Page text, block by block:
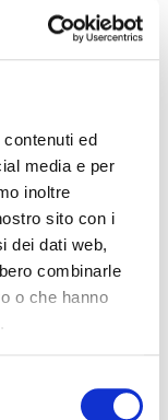
ed
media e per
inoltre
sito con i
dei dati web,
combinarle
o che hanno
STRADA